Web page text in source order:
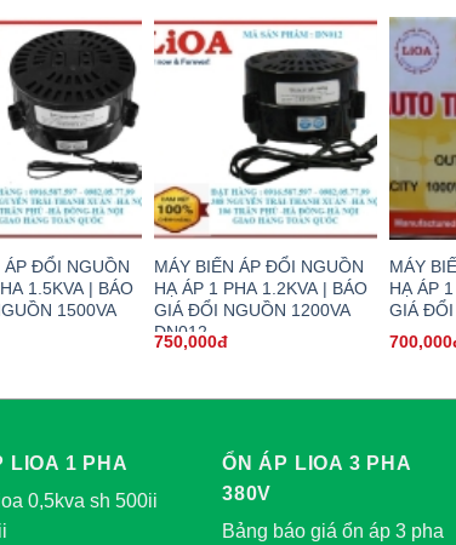
ÁP ĐỔI NGUỒN
1.5KVA | BÁO
1500VA
MÁY BIẾN ÁP ĐỔI NGUỒN
HẠ ÁP 1 PHA 1.2KVA | BÁO
GIÁ ĐỔI NGUỒN 1200VA
DN012
750,000đ
MÁY
HẠ ÁP
GIÁ ĐỔI
LIOA 1 PHA
0,5kva sh 500ii
ỔN ÁP LIOA 3 PHA
380V
Bảng báo giá ổn áp 3 pha